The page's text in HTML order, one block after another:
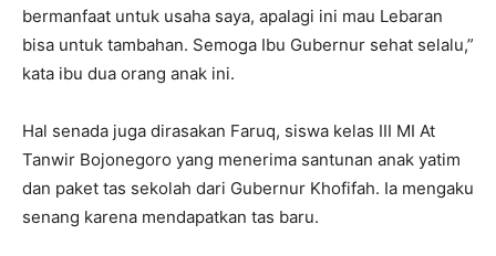
bermanfaat untuk usaha saya, apalagi ini mau Lebaran
bisa untuk tambahan. Semoga Ibu Gubernur sehat selalu,”
kata ibu dua orang anak ini.
Hal senada juga dirasakan Faruq, siswa kelas III MI At
Tanwir Bojonegoro yang menerima santunan anak yatim
dan paket tas sekolah dari Gubernur Khofifah. Ia mengaku
senang karena mendapatkan tas baru.